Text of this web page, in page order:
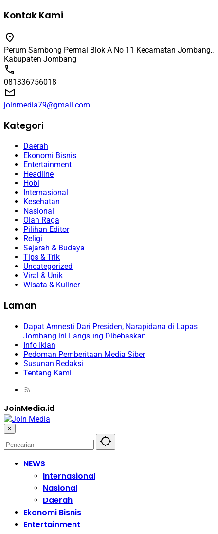
Kontak Kami
Perum Sambong Permai Blok A No 11 Kecamatan Jombang,,
Kabupaten Jombang
081336756018
joinmedia79@gmail.com
Kategori
Daerah
Ekonomi Bisnis
Entertainment
Headline
Hobi
Internasional
Kesehatan
Nasional
Olah Raga
Pilihan Editor
Religi
Sejarah & Budaya
Tips & Trik
Uncategorized
Viral & Unik
Wisata & Kuliner
Laman
Dapat Amnesti Dari Presiden, Narapidana di Lapas
Jombang ini Langsung Dibebaskan
Info Iklan
Pedoman Pemberitaan Media Siber
Susunan Redaksi
Tentang Kami
JoinMedia.id
×
NEWS
Internasional
Nasional
Daerah
Ekonomi Bisnis
Entertainment